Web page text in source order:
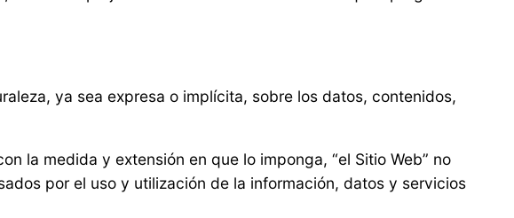
ya sea expresa o implícita, sobre los datos, contenidos,
la medida y extensión en que lo imponga, “el Sitio Web” no
por el uso y utilización de la información, datos y servicios